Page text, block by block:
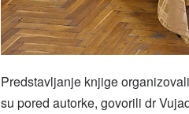
Predstavljanje knjige
su pored autorke, govorili dr